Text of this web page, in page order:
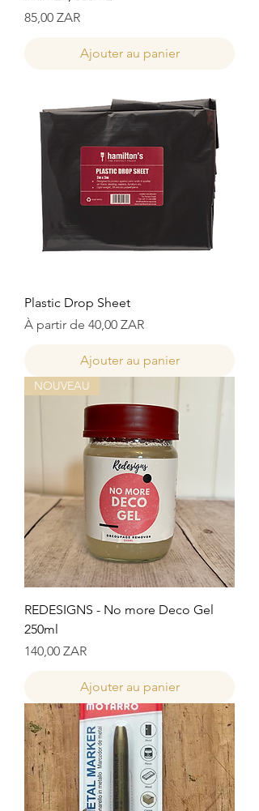
Prix
85,00 ZAR
Ajouter au panier
Plastic Drop Sheet
À partir de 40,00 ZAR
Prix promotionnel
Ajouter au panier
NOUVEAU
REDESIGNS - No more Deco Gel
250ml
Prix
140,00 ZAR
Ajouter au panier